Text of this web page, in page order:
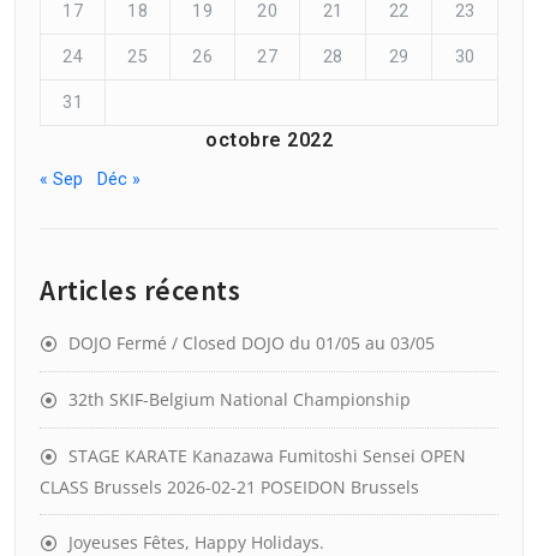
octobre 2022
17 18 19 20 21 22 23
24 25 26 27 28 29 30
31
« Sep Déc »
Articles récents
DOJO Fermé / Closed DOJO du 01/05 au 03/05
32th SKIF-Belgium National Championship
STAGE KARATE Kanazawa Fumitoshi Sensei OPEN
CLASS Brussels 2026-02-21 POSEIDON Brussels
Joyeuses Fêtes, Happy Holidays.